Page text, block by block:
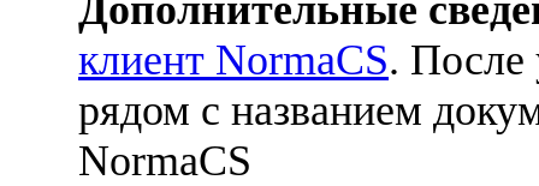
клиент NormaCS. После
рядом с названием
NormaCS